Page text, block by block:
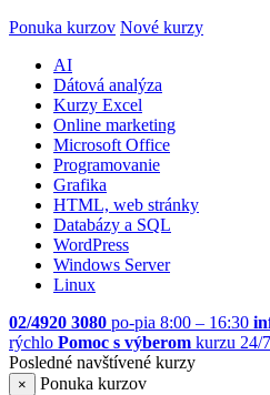
Ponuka kurzov Nové kurzy
AI
Dátová analýza
Kurzy Excel
Online marketing
Microsoft Office
Programovanie
Grafika
HTML, web stránky
Databázy a SQL
WordPress
Windows Server
Linux
02/4920 3080 po-pia 8:00 – 16:30
rýchlo Pomoc s výberom kurzu 24/7
Posledné navštívené kurzy
×
Ponuka kurzov